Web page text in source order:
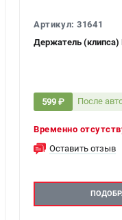
Артикул: 31641
Держатель (клипса)
599 ₽ После
Временно
Оставить отзыв